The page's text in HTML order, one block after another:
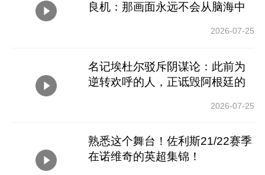
良机：那画面永远不会从脑海中
2026-07-25
名记埃杜尔驳斥阴谋论：此前为
逆转欢呼的人，正诋毁阿根廷的
2026-07-25
熟悉这个舞台！佐利斯21/22赛季
在诺维奇的英超集锦！